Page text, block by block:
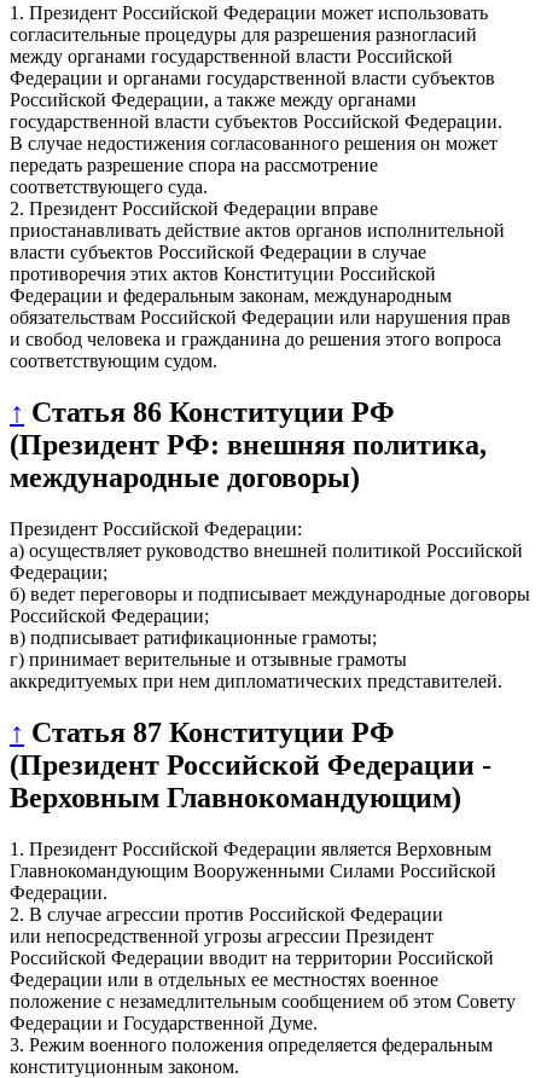
1. Президент Российской Федерации может использовать
согласительные процедуры для разрешения разногласий
между органами государственной власти Российской
Федерации и органами государственной власти субъектов
Российской Федерации, а также между органами
государственной власти субъектов Российской Федерации.
В случае недостижения согласованного решения он может
передать разрешение спора на рассмотрение
соответствующего суда.
2. Президент Российской Федерации вправе
приостанавливать действие актов органов исполнительной
власти субъектов Российской Федерации в случае
противоречия этих актов Конституции Российской
Федерации и федеральным законам, международным
обязательствам Российской Федерации или нарушения прав
и свобод человека и гражданина до решения этого вопроса
соответствующим судом.
↑ Статья 86 Конституции РФ
(Президент РФ: внешняя политика,
международные договоры)
Президент Российской Федерации:
а) осуществляет руководство внешней политикой Российской
Федерации;
б) ведет переговоры и подписывает международные договоры
Российской Федерации;
в) подписывает ратификационные грамоты;
г) принимает верительные и отзывные грамоты
аккредитуемых при нем дипломатических представителей.
↑ Статья 87 Конституции РФ
(Президент Российской Федерации -
Верховным Главнокомандующим)
1. Президент Российской Федерации является Верховным
Главнокомандующим Вооруженными Силами Российской
Федерации.
2. В случае агрессии против Российской Федерации
или непосредственной угрозы агрессии Президент
Российской Федерации вводит на территории Российской
Федерации или в отдельных ее местностях военное
положение с незамедлительным сообщением об этом Совету
Федерации и Государственной Думе.
3. Режим военного положения определяется федеральным
конституционным законом.